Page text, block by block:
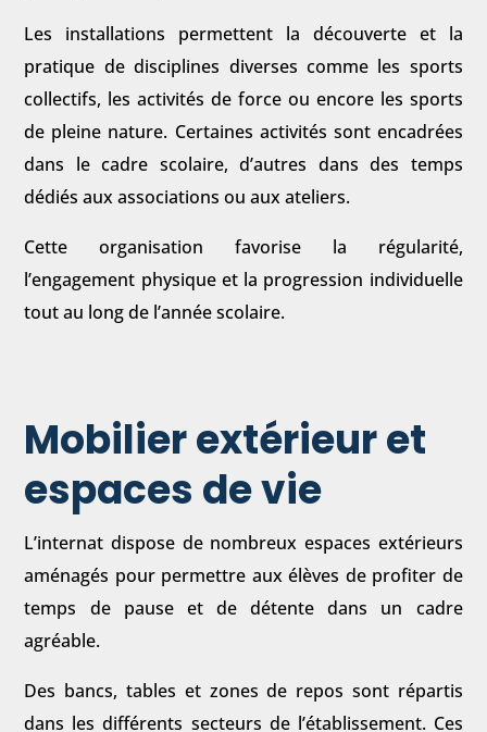
Les installations permettent la découverte et la
pratique de disciplines diverses comme les sports
collectifs, les activités de force ou encore les sports
de pleine nature. Certaines activités sont encadrées
dans le cadre scolaire, d’autres dans des temps
dédiés aux associations ou aux ateliers.
Cette organisation favorise la régularité,
l’engagement physique et la progression individuelle
tout au long de l’année scolaire.
Mobilier extérieur et
espaces de vie
L’internat dispose de nombreux espaces extérieurs
aménagés pour permettre aux élèves de profiter de
temps de pause et de détente dans un cadre
agréable.
Des bancs, tables et zones de repos sont répartis
dans les différents secteurs de l’établissement. Ces